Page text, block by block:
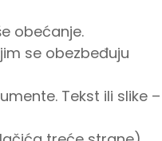
obećanje.
se obezbeđuju
Tekst ili slike –